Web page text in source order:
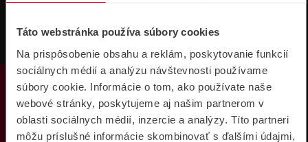
Táto webstránka používa súbory cookies
Na prispôsobenie obsahu a reklám, poskytovanie funkcií
sociálnych médií a analýzu návštevnosti používame
súbory cookie. Informácie o tom, ako používate naše
webové stránky, poskytujeme aj našim partnerom v
oblasti sociálnych médií, inzercie a analýzy. Títo partneri
môžu príslušné informácie skombinovať s ďalšími údajmi,
PRODUKTY
Pre zákazníkov s rámovcovou zmluvou pri
objednávkach nad 300 € bez DPH
DOPRAVA ZADARMO